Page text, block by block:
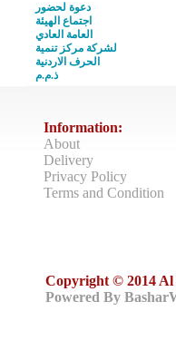
دعوة لحضور
اجتماع الهيئة
العامة العادي
لشركة مركز تنمية
الحرف الاردنية
ذ.م.م
Information:
About
Delivery
Privacy Policy
Terms and Condition
Copyright © 2014
Powered By